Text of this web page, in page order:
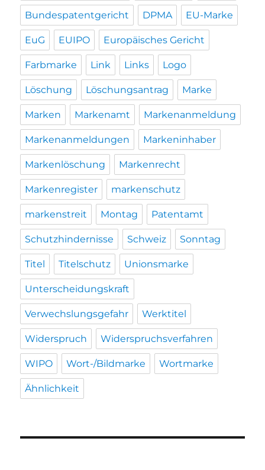
Bundespatentgericht DPMA EU-Marke
EuG EUIPO Europäisches Gericht
Farbmarke Link Links Logo
Löschung Löschungsantrag Marke
Marken Markenamt Markenanmeldung
Markenanmeldungen Markeninhaber
Markenlöschung Markenrecht
Markenregister markenschutz
markenstreit Montag Patentamt
Schutzhindernisse Schweiz Sonntag
Titel Titelschutz Unionsmarke
Unterscheidungskraft
Verwechslungsgefahr Werktitel
Widerspruch Widerspruchsverfahren
WIPO Wort-/Bildmarke Wortmarke
Ähnlichkeit